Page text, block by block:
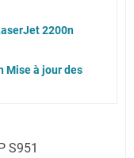
2200n
Mise à jour des
S951